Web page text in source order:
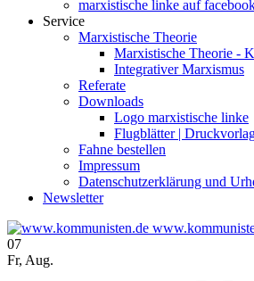
marxistische linke auf
Service
Marxistische Theorie
Marxistische Theorie -
Integrativer Marxismus
Referate
Downloads
Logo marxistische linke
Flugblätter |
Fahne bestellen
Impressum
Datenschutzerklärung und
Newsletter
07
Fr, Aug.